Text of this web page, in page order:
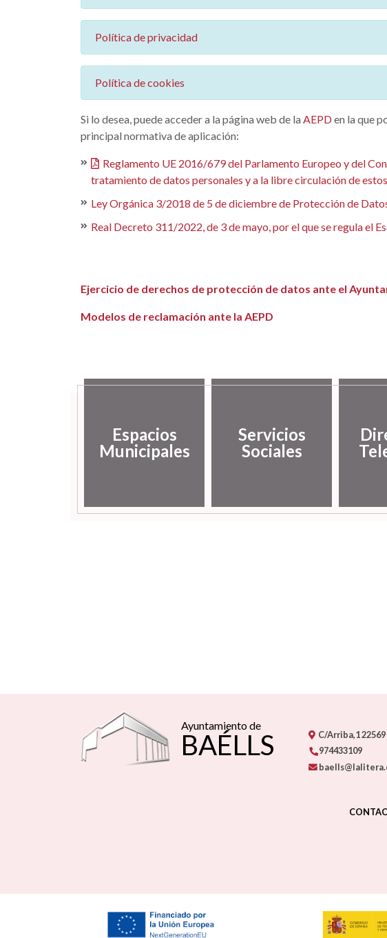
Política de privacidad
Política de cookies
Si lo desea, puede acceder a la página web de la AEPDen la que
principal normativa de aplicación:
Reglamento UE 2016/679 del Parlamento Europeo y del
tratamiento de datos personales y a la libre circulación de
Ley Orgánica 3/2018 de 5 de diciembre de Protección de
Real Decreto 311/2022, de 3 de mayo, por el que se regula el
Ejercicio de derechos de protección de datos ante el
Modelos de reclamación ante la AEPD
Espacios
Municipales
Servicios
Sociales
Ayuntamiento de
BAÉLLS C/Arriba,122569
974433109